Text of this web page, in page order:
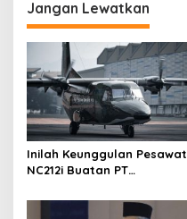
Jangan Lewatkan
Inilah Keunggulan Pesawat
NC212i Buatan PT
Dukung Berbagai Operasi